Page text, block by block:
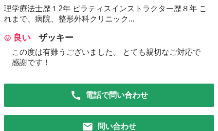
理学療法士歴１2年 ピラティスインストラクター歴８年 こ
れまで、病院、整形外科クリニック...
良い ザッキー
この度は有難うございました。 とても親切なご対応で
感謝です！
電話で問い合わせ
問い合わせ